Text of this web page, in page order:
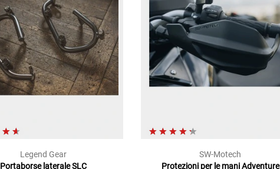
Legend Gear
Portaborse laterale SLC
SW-Motech
Protezioni per le mani Adventure